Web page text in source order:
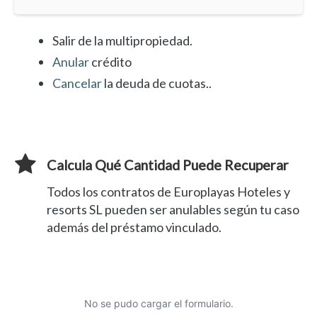
Salir de la multipropiedad.
Anularcrédito
Cancelarla deuda de cuotas..
Calcula Qué Cantidad Puede Recuperar
Todos los contratos de Europlayas Hoteles y
resorts SL pueden ser anulables según tu caso
además del préstamo vinculado.
No se pudo cargar el formulario.